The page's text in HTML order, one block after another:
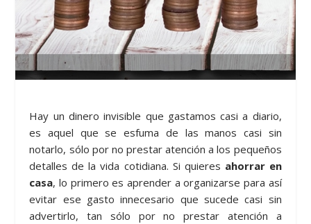
Hay un dinero invisible que gastamos casi a diario,
es aquel que se esfuma de las manos casi sin
notarlo, sólo por no prestar atención a los pequeños
detalles de la vida cotidiana. Si quieres ahorrar en
casa, lo primero es aprender a organizarse para así
evitar ese gasto innecesario que sucede casi sin
advertirlo, tan sólo por no prestar atención a